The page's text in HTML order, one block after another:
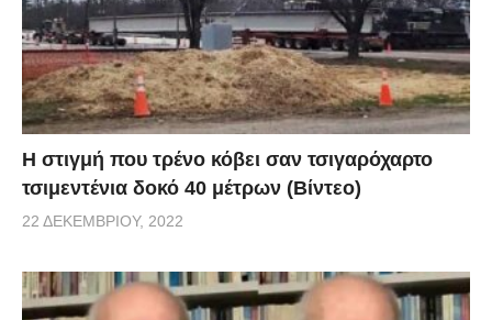
H στιγμή που τρένο κόβει σαν τσιγαρόχαρτο
τσιμεντένια δοκό 40 μέτρων (Βίντεο)
22 ΔΕΚΕΜΒΡΊΟΥ, 2022